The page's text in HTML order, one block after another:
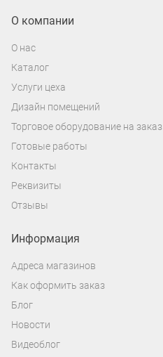
О компании
О нас
Каталог
Услуги цеха
Дизайн помещений
Торговое оборудование на заказ
Готовые работы
Контакты
Реквизиты
Отзывы
Информация
Адреса магазинов
Как оформить заказ
Блог
Новости
Видеоблог